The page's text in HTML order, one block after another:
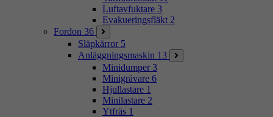
Luftavfuktare 3
Evakueringsfläkt 2
Fordon 36
Släpkärror 5
Anläggningsmaskin 13
Minidumper 3
Minigrävare 6
Hjullastare 1
Minilastare 2
Ytfräs 1